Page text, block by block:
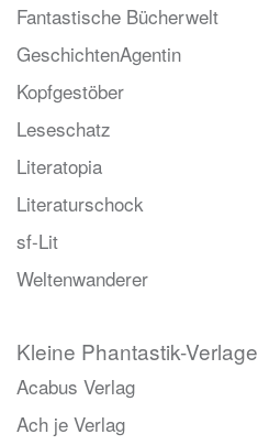
Fantastische Bücherwelt
GeschichtenAgentin
Kopfgestöber
Leseschatz
Literatopia
Literaturschock
sf-Lit
Weltenwanderer
Kleine Phantastik-Verlage
Acabus Verlag
Ach je Verlag